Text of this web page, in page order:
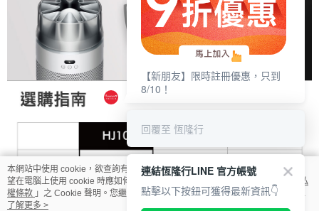
本網站中使用 cookie，欲查詢有關本網站使用 cookie 方式之詳情，及若您不希
望在電腦上使用 cookie 時應如何變更電腦的 cookie 設定，請參閱本網站「
隱私
權條款 」之 Cookie 聲明。您繼續使用本網站即表示您同意本公司得按本網站使
用條款之 Cookie 聲明使用 cookie。
了解更多 >
【新朋友】限時註冊優惠，只到
8/10！
回覆至 恆隆行
連結恆隆行LINE 官方帳號
點擊以下按鈕可獲得最新資訊👇